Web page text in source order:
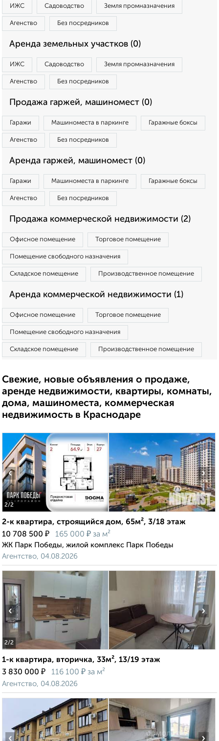
ИЖС Садоводство Земля промназначения
Агенство Без посредников
Аренда земельных участков (0)
ИЖС Садоводство Земля промназначения
Агенство Без посредников
Продажа гаржей, машиномест (0)
Гаражи Машиноместа в паркинге Гаражные боксы
Агенство Без посредников
Аренда гаржей, машиномест (0)
Гаражи Машиноместа в паркинге Гаражные боксы
Агенство Без посредников
Продажа коммерческой недвижимости (2)
Офисное помещение Торговое помещение
Помещение свободного назначения
Складское помещение Производственное помещение
Аренда коммерческой недвижимости (1)
Офисное помещение Торговое помещение
Помещение свободного назначения
Складское помещение Производственное помещение
Свежие, новые объявления о продаже,
аренде недвижимости, квартиры, комнаты,
дома, машиноместа, коммерческая
недвижимость в Краснодаре
2/2
‹ ›
2-к квартира, строящийся дом, 65м², 3/18 этаж
10 708 500 ₽ 165 000 ₽ за м²
ЖК Парк Победы, жилой комплекс Парк Победы
Агентство, 04.08.2026
2/2
‹ ›
1-к квартира, вторичка, 33м², 13/19 этаж
3 830 000 ₽ 116 100 ₽ за м²
Агентство, 04.08.2026
‹ ›